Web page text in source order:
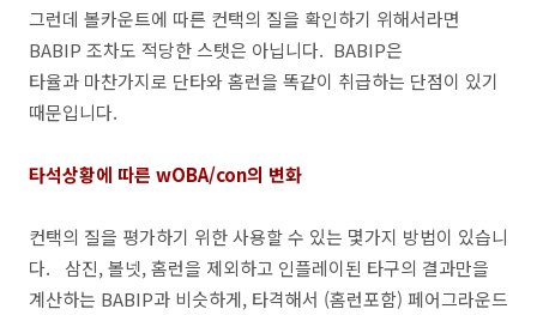
그런데 볼카운트에 따른 컨택의 질을 확인하기 위해서라면
BABIP 조차도 적당한 스탯은 아닙니다. BABIP은
타율과 마찬가지로 단타와 홈런을 똑같이 취급하는 단점이 있기
때문입니다.
타석상황에 따른 wOBA/con의 변화
컨택의 질을 평가하기 위한 사용할 수 있는 몇가지 방법이 있습니
다. 삼진, 볼넷, 홈런을 제외하고 인플레이된 타구의 결과만을
계산하는 BABIP과 비슷하게, 타격해서 (홈런포함) 페어그라운드